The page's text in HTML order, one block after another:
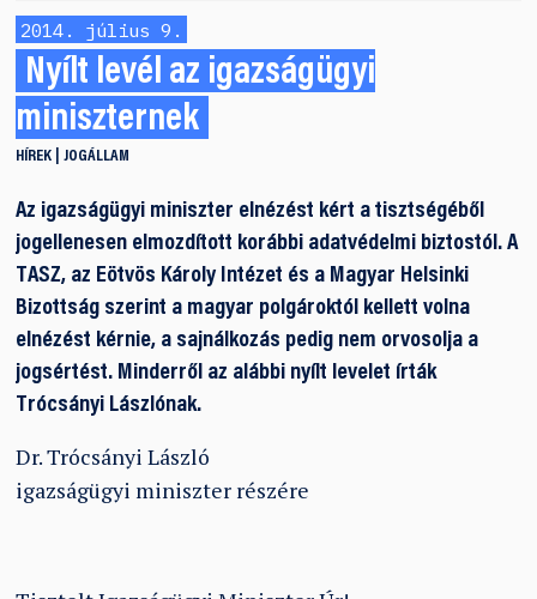
2014. július 9.
Nyílt levél az igazságügyi
miniszternek
HÍREK JOGÁLLAM
Az igazságügyi miniszter elnézést kért a tisztségéből
jogellenesen elmozdított korábbi adatvédelmi biztostól. A
TASZ, az Eötvös Károly Intézet és a Magyar Helsinki
Bizottság szerint a magyar polgároktól kellett volna
elnézést kérnie, a sajnálkozás pedig nem orvosolja a
jogsértést. Minderről az alábbi nyílt levelet írták
Trócsányi Lászlónak.
Dr. Trócsányi László
igazságügyi miniszter részére